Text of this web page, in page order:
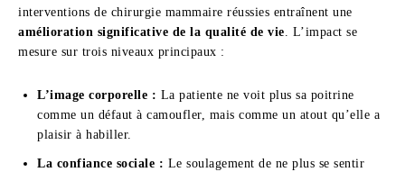
interventions de chirurgie mammaire réussies entraînent une
amélioration significative de la qualité de vie. L’impact se
mesure sur trois niveaux principaux :
L’image corporelle : La patiente ne voit plus sa poitrine
comme un défaut à camoufler, mais comme un atout qu’elle a
plaisir à habiller.
La confiance sociale : Le soulagement de ne plus se sentir